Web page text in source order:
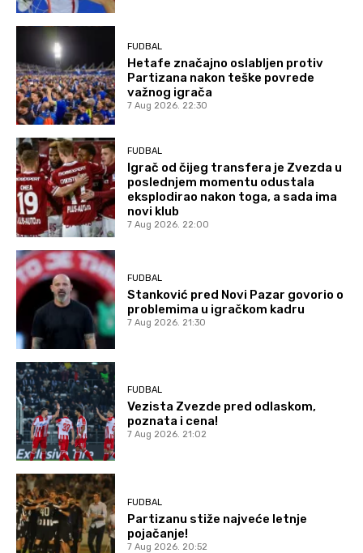
FUDBAL
Hetafe značajno oslabljen protiv
Partizana nakon teške povrede
važnog igrača
7 Aug 2026. 22:30
FUDBAL
Igrač od čijeg transfera je Zvezda u
poslednjem momentu odustala
eksplodirao nakon toga, a sada ima
novi klub
7 Aug 2026. 22:00
FUDBAL
Stanković pred Novi Pazar govorio o
problemima u igračkom kadru
7 Aug 2026. 21:30
FUDBAL
Vezista Zvezde pred odlaskom,
poznata i cena!
7 Aug 2026. 21:02
FUDBAL
Partizanu stiže najveće letnje
pojačanje!
7 Aug 2026. 20:52